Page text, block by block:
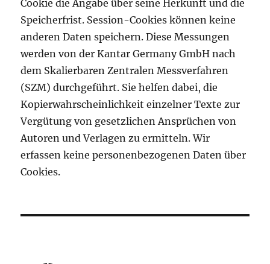
Cookie die Angabe über seine Herkunft und die
Speicherfrist. Session-Cookies können keine
anderen Daten speichern. Diese Messungen
werden von der Kantar Germany GmbH nach
dem Skalierbaren Zentralen Messverfahren
(SZM) durchgeführt. Sie helfen dabei, die
Kopierwahrscheinlichkeit einzelner Texte zur
Vergütung von gesetzlichen Ansprüchen von
Autoren und Verlagen zu ermitteln. Wir
erfassen keine personenbezogenen Daten über
Cookies.